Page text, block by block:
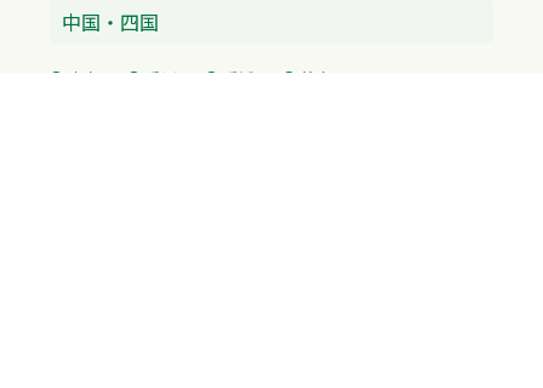
中国・四国
広島県 香川県 愛媛県 徳島県